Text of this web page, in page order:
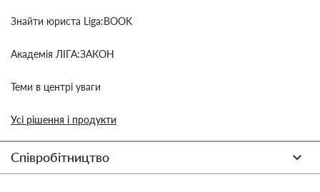
Знайти юриста Liga:BOOK
Академія ЛІГА:ЗАКОН
Теми в центрі уваги
Усі рішення і продукти
Співробітництво